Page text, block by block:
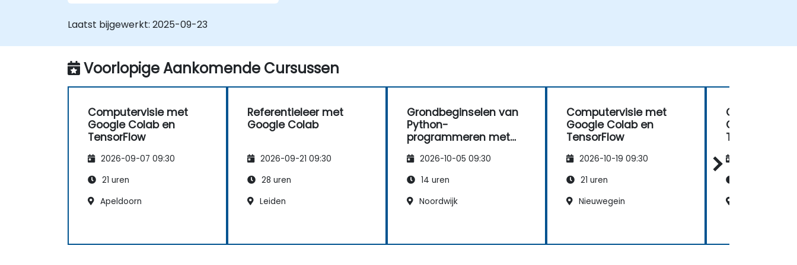
Python-bibliotheken.
Laatst bijgewerkt: 2025-09-23
Voorlopige Aankomende Cursussen
Computervisie met
Google Colab en
TensorFlow
2026-09-07 09:30
21 uren
Apeldoorn
Referentieleer met
Google Colab
2026-09-21 09:30
28 uren
Leiden
Grondbeginselen van
Python-
programmeren met
2026-10-05 09:30
14 uren
Noordwijk
Computervisie met
Google Colab en
TensorFlow
2026-10-19 09:30
21 uren
Nieuwegein
Google
TensorFlow